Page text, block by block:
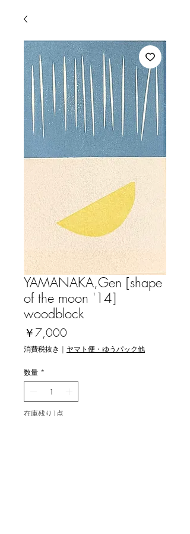
YAMANAKA,Gen [shape
of the moon '14]
woodblock
￥7,000
格
消費税抜き | ヤマト便・ゆうパック他
数量 *
在庫残り1点